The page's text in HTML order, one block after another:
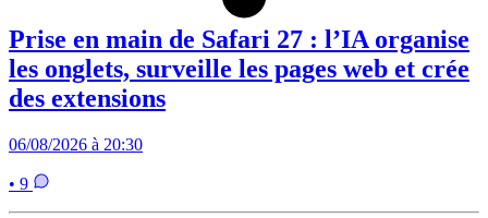
Prise en main de Safari 27 : l’IA organise
les onglets, surveille les pages web et crée
des extensions
06/08/2026 à 20:30
• 9